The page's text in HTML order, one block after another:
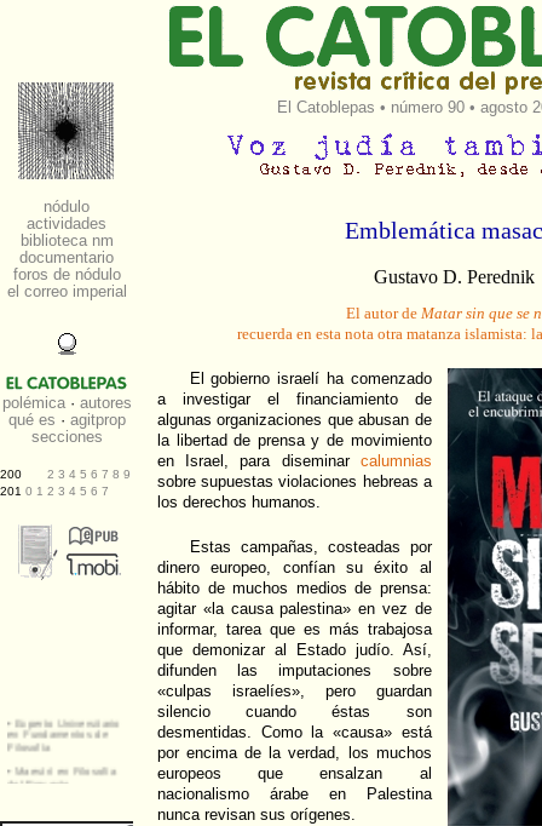
El Catoblepas • número 90• agosto
Emblemática
Gustavo D. Perednik
El autor de Matar sin que se
recuerda en esta nota otra matanza islamista:
El gobierno israelí ha comenzado
a investigar el financiamiento de
algunas organizaciones que abusan de
la libertad de prensa y de movimiento
en Israel, para diseminar calumnias
sobre supuestas violaciones hebreas a
los derechos humanos.
Estas campañas, costeadas por
dinero europeo, confían su éxito al
hábito de muchos medios de prensa:
agitar «la causa palestina» en vez de
informar, tarea que es más trabajosa
que demonizar al Estado judío. Así,
difunden las imputaciones sobre
«culpas israelíes», pero guardan
silencio cuando éstas son
desmentidas. Como la «causa» está
por encima de la verdad, los muchos
europeos que ensalzan al
nacionalismo árabe en Palestina
nunca revisan sus orígenes.